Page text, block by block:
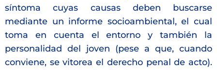
síntoma cuyas causas deben buscarse
mediante un informe socioambiental, el cual
toma en cuenta el entorno y también la
personalidad del joven (pese a que, cuando
conviene, se vitorea el derecho penal de acto).